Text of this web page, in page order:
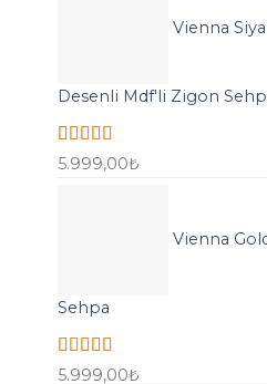
Vienna
Desenli Mdf'li Zigon
5 üzerinden
oy aldı
5.999,00₺
Vienna
Sehpa
5 üzerinden
5.999,00₺